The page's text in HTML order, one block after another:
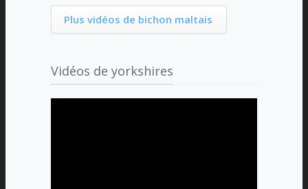
Plus vidéos de bichon maltais
Vidéos de yorkshires